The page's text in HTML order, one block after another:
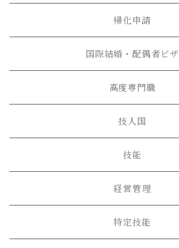
帰化申請
国際結婚・配偶者ビザ
高度専門職
技人国
技能
経営管理
特定技能